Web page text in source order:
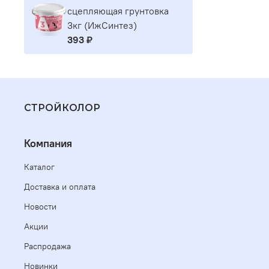
сцепляющая грунтовка
3кг (ИжСинтез)
393 ₽
СТРОЙКОЛОР
Компания
Каталог
Доставка и оплата
Новости
Акции
Распродажа
Новинки